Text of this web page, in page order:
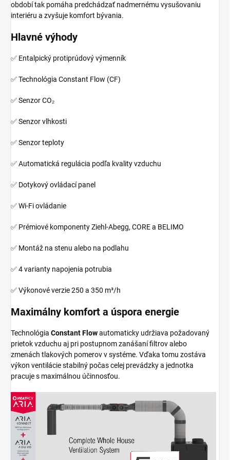
období tak pomáha predchádzať nadmernému vysušovaniu
interiéru a zvyšuje komfort bývania.
Hlavné výhody
✅ Entalpický protiprúdový výmenník
✅ Technológia Constant Flow (CF)
✅ Senzor CO₂
✅ Senzor vlhkosti
✅ Senzor teploty
✅ Automatická regulácia podľa kvality vzduchu
✅ Dotykový ovládací panel
✅ Wi-Fi ovládanie
✅ Prémiové komponenty Ziehl-Abegg, CORE a BELIMO
✅ Montáž na stenu alebo na podlahu
✅ 4 varianty napojenia potrubia
✅ Výkonové verzie 250 a 350 m³/h
Maximálny komfort a úspora energie
Technológia Constant Flowautomaticky udržiava požadovaný
prietok vzduchu aj pri postupnom zanášaní filtrov alebo
zmenách tlakových pomerov v systéme. Vďaka tomu zostáva
výkon ventilácie stabilný počas celej prevádzky a jednotka
pracuje s maximálnou účinnosťou.